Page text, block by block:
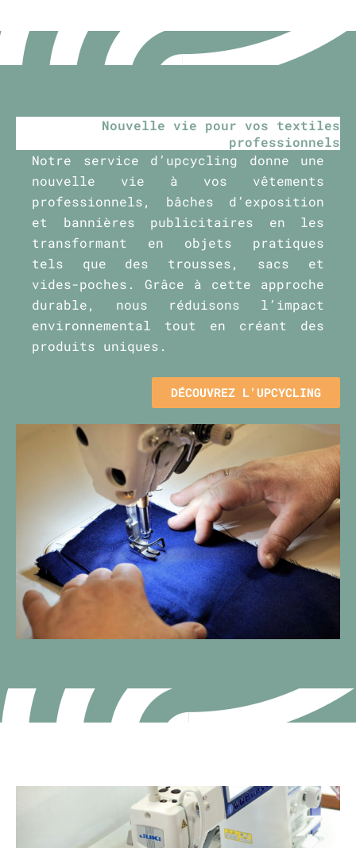
Nouvelle vie pour vos textiles
professionnels
Notre service d’upcycling donne une
nouvelle vie à vos vêtements
professionnels, bâches d’exposition
et bannières publicitaires en les
transformant en objets pratiques
tels que des trousses, sacs et
vides-poches. Grâce à cette approche
durable, nous réduisons l’impact
environnemental tout en créant des
produits uniques.
DÉCOUVREZ L'UPCYCLING